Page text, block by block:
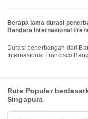
Berapa lama durasi
Bandara Internasional
Durasi penerbangan dari Bandara Changi Singapura ke Bandara
Internasional Francisco
Rute Populer
Singapura